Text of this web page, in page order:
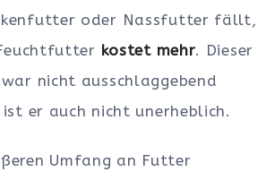
oder Nassfutter fällt,
kostet mehr. Dieser
nicht ausschlaggebend
er auch nicht unerheblich.
Umfang an Futter